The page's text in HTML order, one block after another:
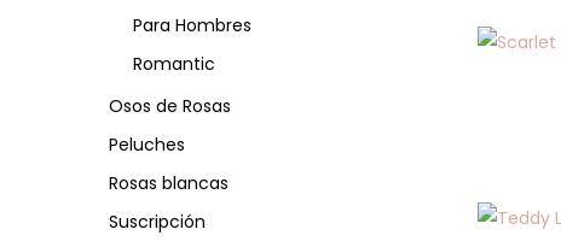
Para Hombres
Romantic
Osos de Rosas
Peluches
Rosas blancas
Suscripción